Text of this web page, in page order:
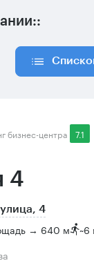
бизнес-центра 7.1
4
4
→ 640 м ~6